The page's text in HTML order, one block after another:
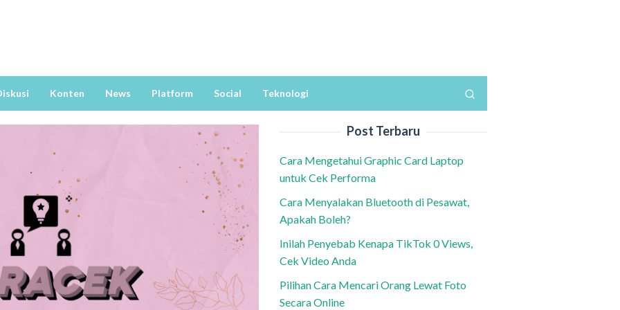
Konten News Platform Social Teknologi
Post Terbaru
Cara Mengetahui Graphic Card Laptop
untuk Cek Performa
Cara Menyalakan Bluetooth di Pesawat,
Apakah Boleh?
Inilah Penyebab Kenapa TikTok 0 Views,
Cek Video Anda
Pilihan Cara Mencari Orang Lewat Foto
Secara Online